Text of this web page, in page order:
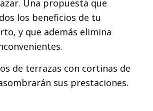
Una propuesta que
los beneficios de tu
y que además elimina
de terrazas con cortinas de
sus prestaciones.